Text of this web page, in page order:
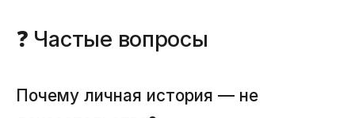
❓ Частые вопросы
Почему личная история — не